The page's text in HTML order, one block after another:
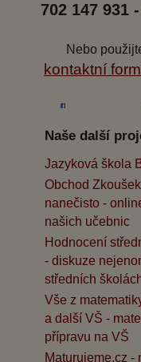
702 147 931
Nebo
kontaktní
Naše další
Jazyková škola
Obchod Zkoušek
nanečisto -
našich učebnic
Hodnocení
- diskuze
středních
Vše z
a další VŠ -
přípravu na VŠ
Maturujeme.cz -